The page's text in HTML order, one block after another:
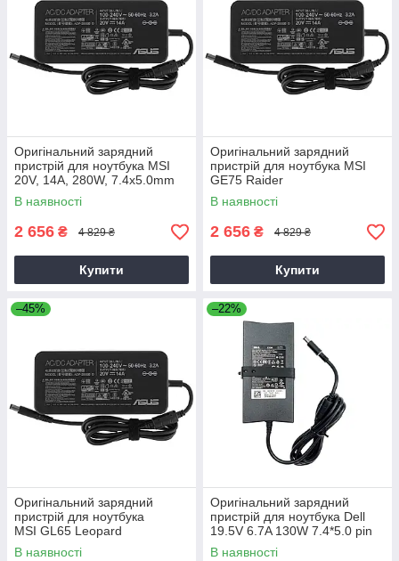
Оригінальний зарядний
пристрій для ноутбука MSI
20V, 14A, 280W, 7.4x5.0mm
В наявності
2 656 ₴ 4 829 ₴
Купити
Оригінальний зарядний
пристрій для ноутбука MSI
GE75 Raider
В наявності
2 656 ₴ 4 829 ₴
Купити
–45%
Оригінальний зарядний
пристрій для ноутбука
MSI GL65 Leopard
В наявності
–22%
Оригінальний зарядний
пристрій для ноутбука Dell
19.5V 6.7A 130W 7.4*5.0 pin
Slim (PA-4E)
В наявності